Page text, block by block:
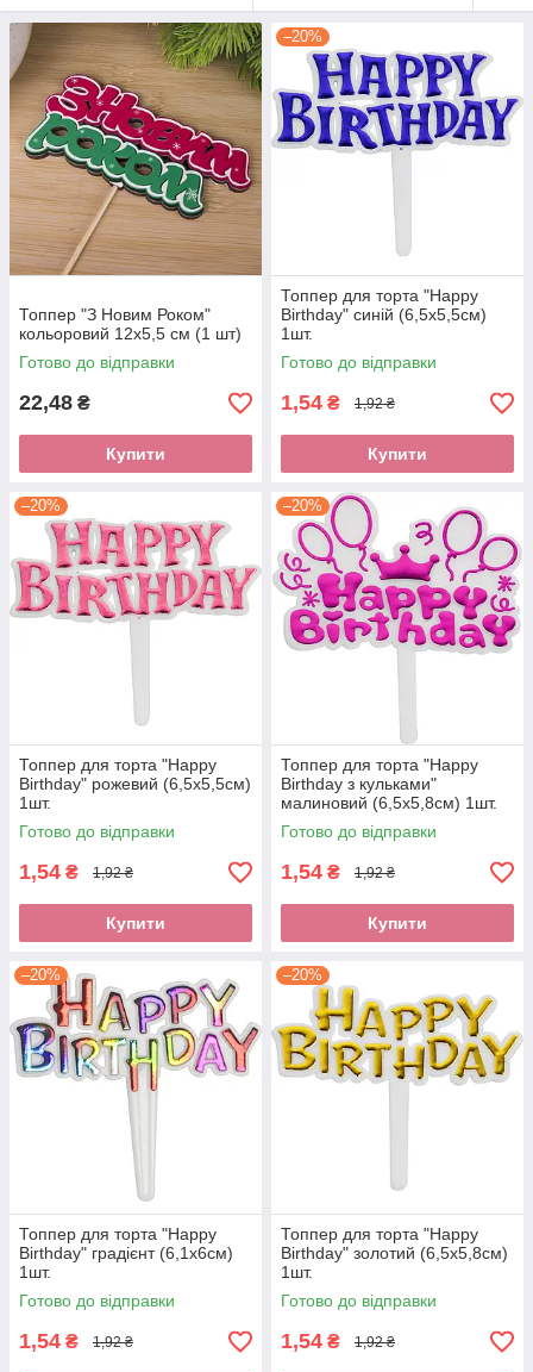
Топпер "З Новим Роком"
кольоровий 12х5,5 см (1 шт)
Готово до відправки
22,48 ₴
Купити
–20%
Топпер для торта "Happy
Birthday" синій (6,5х5,5см)
1шт.
Готово до відправки
1,54 ₴ 1,92 ₴
Купити
–20%
Топпер для торта "Happy
Birthday" рожевий (6,5х5,5см)
1шт.
Готово до відправки
1,54 ₴ 1,92 ₴
Купити
–20%
Топпер для торта "Happy
Birthday з кульками"
малиновий (6,5х5,8см) 1шт.
Готово до відправки
1,54 ₴ 1,92 ₴
Купити
–20%
Топпер для торта "Happy
Birthday" градієнт (6,1х6см)
1шт.
Готово до відправки
1,54 ₴ 1,92 ₴
–20%
Топпер для торта "Happy
Birthday" золотий (6,5х5,8см)
1шт.
Готово до відправки
1,54 ₴ 1,92 ₴